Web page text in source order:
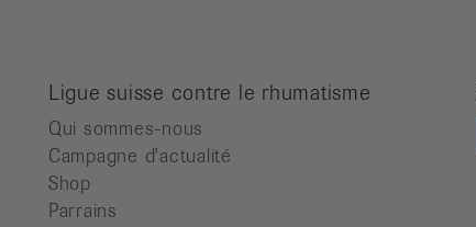
Ligue suisse contre le rhumatisme
Qui sommes-nous
Campagne d'actualité
Shop
Parrains